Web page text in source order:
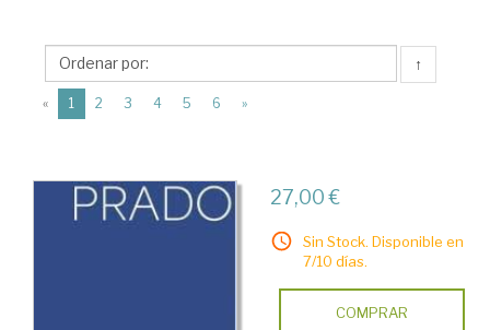
Museo
Nacional
del
↑
« 1 (current)
2 3 4 5 6 »
27,00 €
Sin Stock. Disponible en
7/10 días.
COMPRAR